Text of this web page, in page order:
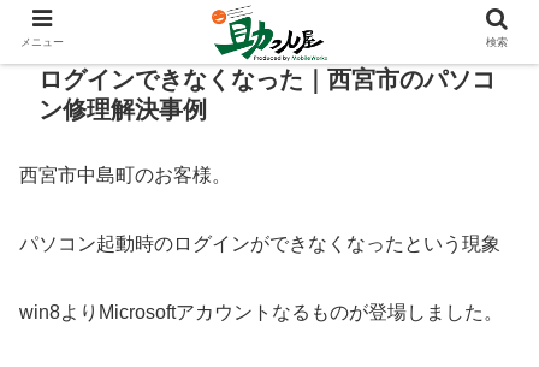
ログインできなくなった｜西宮市のパソコ
ン修理解決事例
西宮市中島町のお客様。
パソコン起動時のログインができなくなったという現象
win8よりMicrosoftアカウントなるものが登場しました。
メニュー 検索